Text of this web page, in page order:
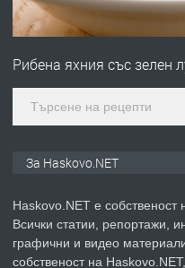
ПРЕДЛАГА
КУБА
Рибена яхния със зелен
За Haskovo.NET
Haskovo.NET е
Всички статии, репортажи,
графични и видео
собственост на